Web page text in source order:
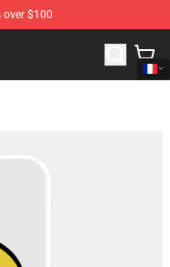
$100
Merchandise Shop